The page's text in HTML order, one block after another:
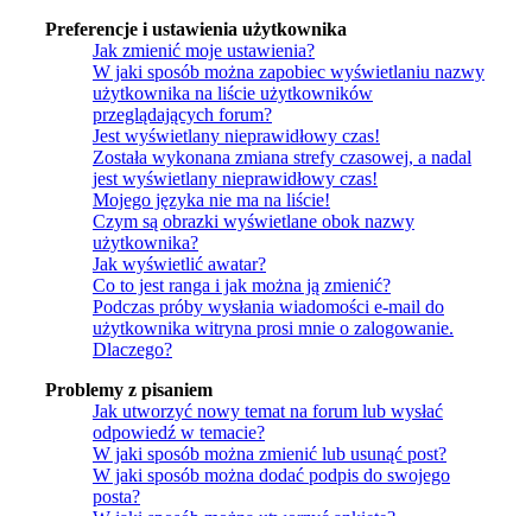
Preferencje i ustawienia użytkownika
Jak zmienić moje ustawienia?
W jaki sposób można zapobiec wyświetlaniu nazwy
użytkownika na liście użytkowników
przeglądających forum?
Jest wyświetlany nieprawidłowy czas!
Została wykonana zmiana strefy czasowej, a nadal
jest wyświetlany nieprawidłowy czas!
Mojego języka nie ma na liście!
Czym są obrazki wyświetlane obok nazwy
użytkownika?
Jak wyświetlić awatar?
Co to jest ranga i jak można ją zmienić?
Podczas próby wysłania wiadomości e-mail do
użytkownika witryna prosi mnie o zalogowanie.
Dlaczego?
Problemy z pisaniem
Jak utworzyć nowy temat na forum lub wysłać
odpowiedź w temacie?
W jaki sposób można zmienić lub usunąć post?
W jaki sposób można dodać podpis do swojego
posta?